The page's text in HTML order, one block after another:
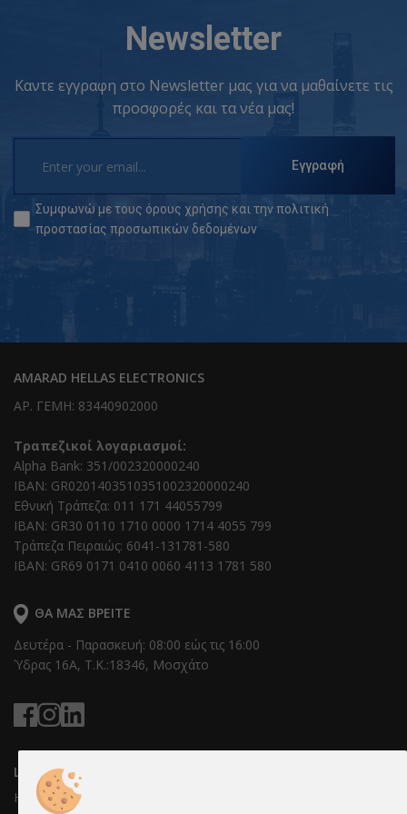
Newsletter
Καντε εγγραφη στο Newsletter μας για να μαθαίνετε τις
προσφορές και τα νέα μας!
Εγγραφή
Συμφωνώ με τους όρους χρήσης και τηνπολιτική
προστασίας προσωπικών δεδομένων
AMARAD HELLAS ELECTRONICS
ΑΡ. ΓΕΜΗ: 83440902000
Τραπεζικοί λογαριασμοί:
Alpha Bank: 351/002320000240
IBAN: GR0201403510351002320000240
Εθνική Τράπεζα: 011 171 44055799
IBAN: GR30 0110 1710 0000 1714 4055 799
Τράπεζα Πειραιώς: 6041-131781-580
IBAN: GR69 0171 0410 0060 4113 1781 580
ΘΑ ΜΑΣ ΒΡΕΊΤΕ
Δευτέρα - Παρασκευή: 08:00 εώς τις 16:00
Ύδρας 16Α, T.K.:18346, Μοσχάτο
LINKS
Η Εταιρεία